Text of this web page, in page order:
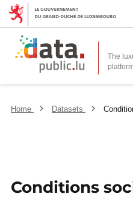
The
Home Datasets
Conditions